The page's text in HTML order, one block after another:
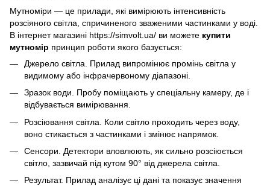
Мутноміри — це прилади, які вимірюють інтенсивність
розсіяного світла, спричиненого зваженими частинками у воді.
В інтернет магазині https://simvolt.ua/ ви можете купити
мутномір принцип роботи якого базується:
Джерело світла. Прилад випромінює промінь світла у
видимому або інфрачервоному діапазоні.
Зразок води. Пробу поміщають у спеціальну камеру, де і
відбувається вимірювання.
Розсіювання світла. Коли світло проходить через воду,
воно стикається з частинками і змінює напрямок.
Сенсори. Детектори вловлюють, як сильно розсіюється
світло, зазвичай під кутом 90° від джерела світла.
Результат. Прилад аналізує ці дані та показує значення